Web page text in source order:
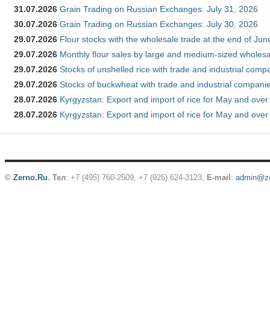
31.07.2026 Grain Trading on Russian Exchanges: July 31, 2026
30.07.2026 Grain Trading on Russian Exchanges: July 30, 2026
29.07.2026 Flour stocks with the wholesale trade at the end of
29.07.2026 Monthly flour sales by large and medium-sized
29.07.2026 Stocks of unshelled rice with trade and industrial
29.07.2026 Stocks of buckwheat with trade and industrial
28.07.2026 Kyrgyzstan: Export and import of rice for May and
28.07.2026 Kyrgyzstan: Export and import of rice for May and
© Zerno.Ru. Тел: +7 (495) 760-2509, +7 (926) 624-3123, E-mail :